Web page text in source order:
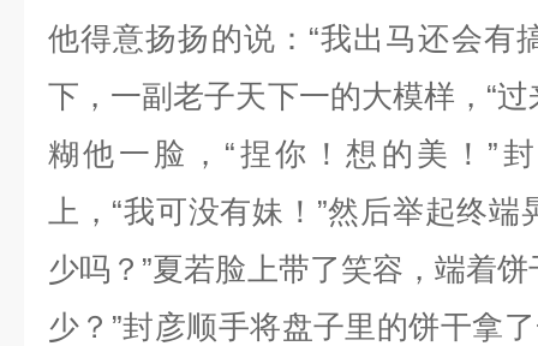
他得意扬扬的说：“我出马还会有
下，一副老子天下一的大模样，“
糊他一脸，“捏你！想的美！”
上，“我可没有妹！”然后举起终端
少吗？”夏若脸上带了笑容，端着
少？”封彦顺手将盘子里的饼干拿